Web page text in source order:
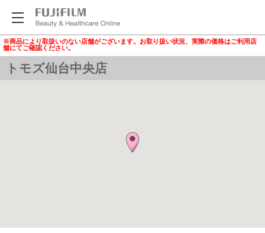
※商品により取扱いのない店舗がございます。お取り扱い状況、実際の価格はご利用店
舗にてご確認ください。
トモズ仙台中央店